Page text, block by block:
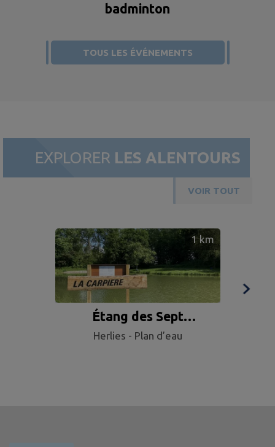
badminton
TOUS LES ÉVÉNEMENTS
EXPLORER LES ALENTOURS
VOIR TOUT
1 km
Étang des Sept
Fontaines
Herlies - Plan d’eau